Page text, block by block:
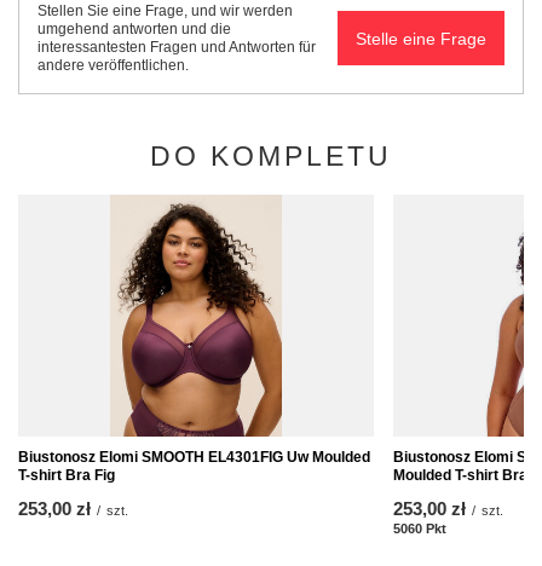
Stellen Sie eine Frage, und wir werden
umgehend antworten und die
interessantesten Fragen und Antworten für
andere veröffentlichen.
Stelle eine Frage
DO KOMPLETU
Biustonosz Elomi SMOOTH EL4301FIG Uw Moulded
T-shirt Bra Fig
253,00 zł / szt.
Biustonosz Elomi
Moulded T-shirt Bra
253,00 zł / szt.
5060 Pkt